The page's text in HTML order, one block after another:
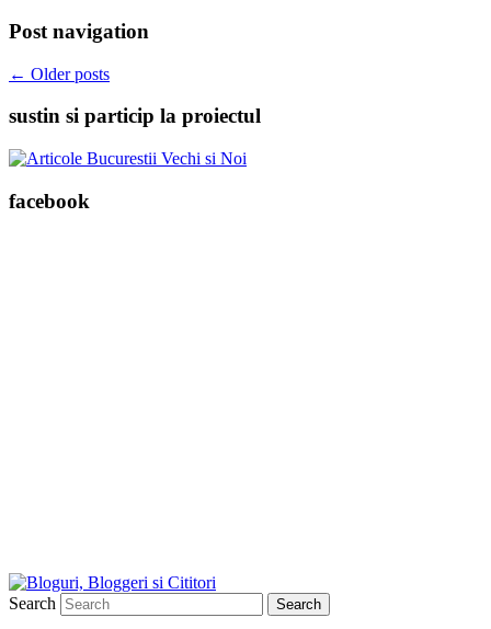
Post navigation
← Older posts
sustin si particip la proiectul
facebook
Search